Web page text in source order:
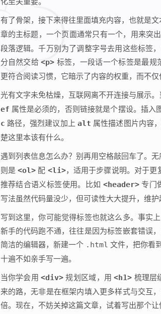
有了骨架，接下来得往里面填充内容，也就是
章的主标题，一个页面通常只有一个，用来突
段落逻辑。千万别为了调整字号去用这些标签
分自然交给<p> 标签，一段话一个标签是最规
更符合阅读习惯，它暗示了内容的权重，而不仅
光有文字未免枯燥，互联网离不开连接与展示。
ef 属性是必须的，否则链接就是个摆设。插入
c 路径，强烈建议加上 alt 属性描述图片内容
楚这里本该有什么。
遇到列表信息怎么办？别再用空格敲回车了。无
则是 <ol> 配 <li>，适用于步骤说明。对于
推荐结合语义标签使用。比如 <header>专门
写法虽然代码量没少，但可读性大大提升，维护
写到这里，你可能觉得标签也就这么多。事实
新手的代码跑不通，往往是因为标签嵌套错误
简洁的编辑器，新建一个 .html 文件，把你看
十遍不如亲手写一遍。
当你学会用<div> 规划区域，用<h1> 梳理层
来的路，无非是在框架内填入更多样式与交互
倍。现在，不妨关掉这篇文章，试着写出那个让